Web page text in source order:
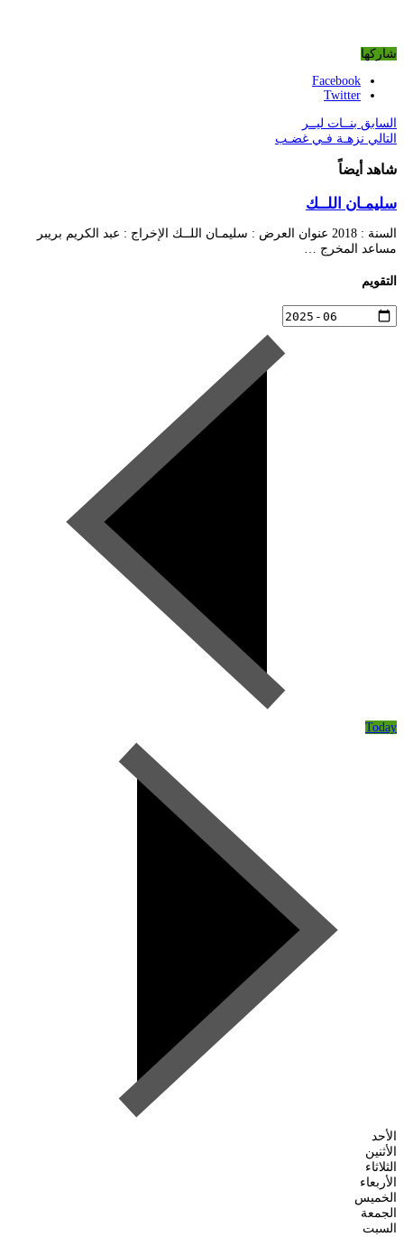
شاركها
Facebook
Twitter
السابق بنــات ليــر
التالي نزهـة فـي غضـب
شاهد أيضاً
سليمـان اللــك
السنة : 2018 عنوان العرض : سليمـان اللــك الإخراج : عبد الكريم بريبر
مساعد المخرج …
التقويم
Today
الأحد
الأثنين
الثلاثاء
الأربعاء
الخميس
الجمعة
السبت